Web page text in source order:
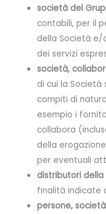
società del
contabili, per il
della Società e/
dei servizi
società,
di cui la Società
compiti di
esempio i
collabora
della
per eventuali
distributori della
finalità indicate
persone,